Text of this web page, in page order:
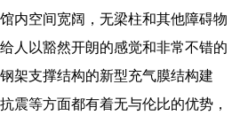
内空间宽阔，无梁柱和其他障碍物
人以豁然开朗的感觉和非常不错的
架支撑结构的新型充气膜结构建
震等方面都有着无与伦比的优势，